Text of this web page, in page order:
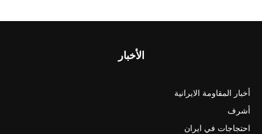
الأخبار
أخبار المقاومة الايرانية
أشرف
احتجاجات في ايران